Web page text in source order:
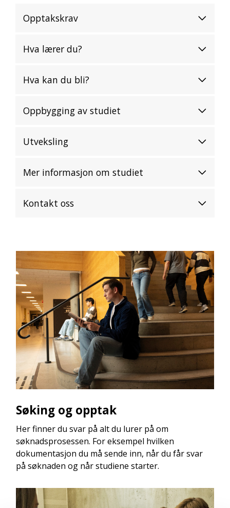
Opptakskrav
Hva lærer du?
Hva kan du bli?
Oppbygging av studiet
Utveksling
Mer informasjon om studiet
Kontakt oss
Søking og opptak
Her finner du svar på alt du lurer på om
søknadsprosessen. For eksempel hvilken
dokumentasjon du må sende inn, når du får svar
på søknaden og når studiene starter.